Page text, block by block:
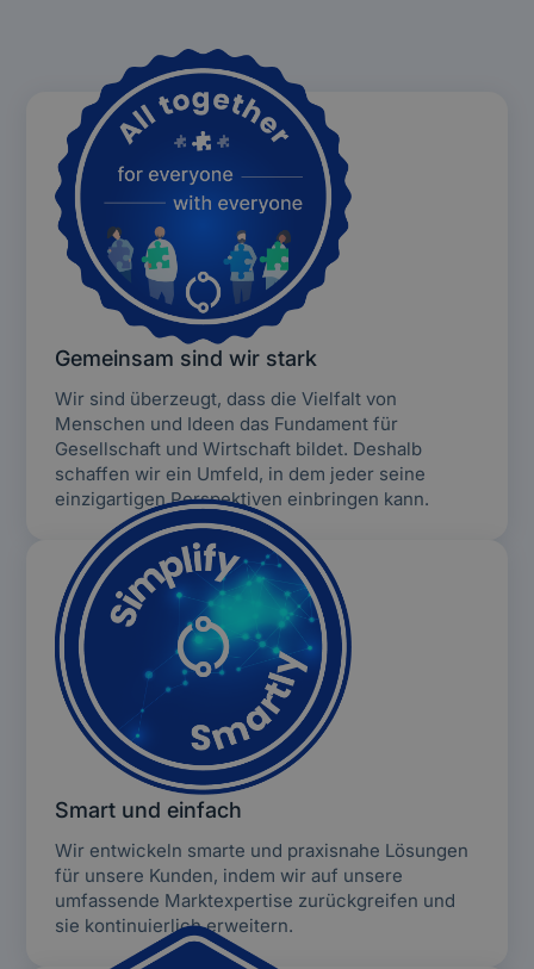
Gemeinsam sind wir stark
Wir sind überzeugt, dass die Vielfalt von
Menschen und Ideen das Fundament für
Gesellschaft und Wirtschaft bildet. Deshalb
schaffen wir ein Umfeld, in dem jeder seine
einzigartigen Perspektiven einbringen kann.
Smart und einfach
Wir entwickeln smarte und praxisnahe Lösungen
für unsere Kunden, indem wir auf unsere
umfassende Marktexpertise zurückgreifen und
sie kontinuierlich erweitern.